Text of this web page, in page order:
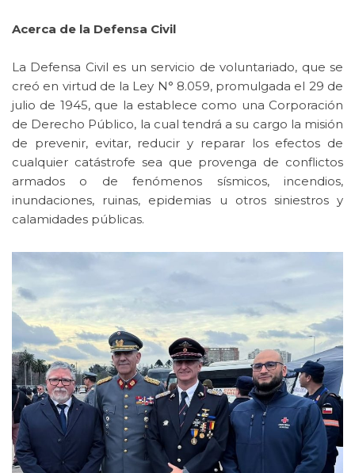
Acerca de la Defensa Civil
La Defensa Civil es un servicio de voluntariado, que se
creó en virtud de la Ley N° 8.059, promulgada el 29 de
julio de 1945, que la establece como una Corporación
de Derecho Público, la cual tendrá a su cargo la misión
de prevenir, evitar, reducir y reparar los efectos de
cualquier catástrofe sea que provenga de conflictos
armados o de fenómenos sísmicos, incendios,
inundaciones, ruinas, epidemias u otros siniestros y
calamidades públicas.